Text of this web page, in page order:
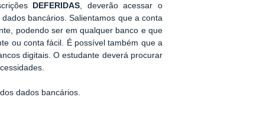
DEFERIDAS , deverão acessar o
bancários. Salientamos que a conta
podendo ser em qualquer banco e que
ou conta fácil. É possível também que a
digitais. O estudante deverá procurar
dados bancários.